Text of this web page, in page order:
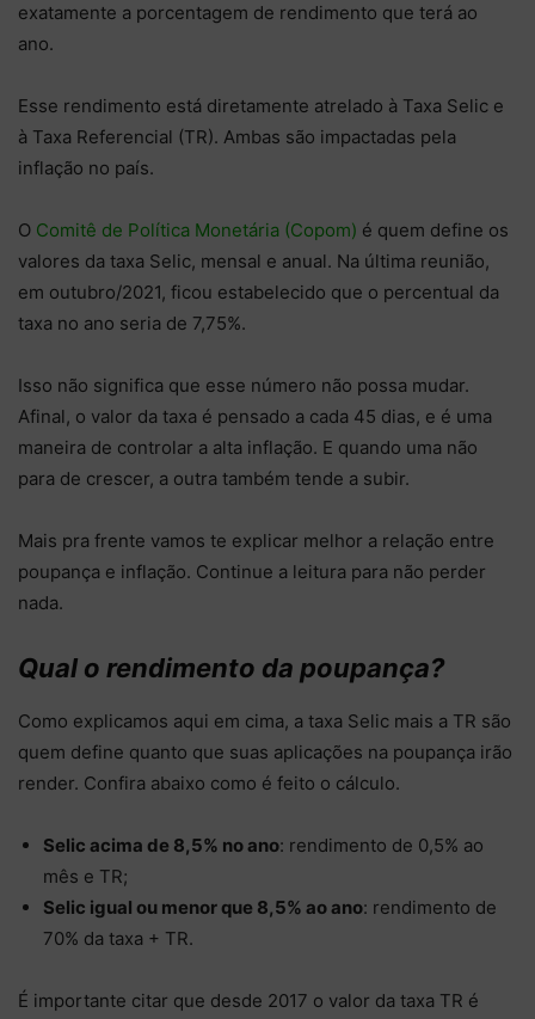
exatamente a porcentagem de rendimento que terá ao
ano.
Esse rendimento está diretamente atrelado à Taxa Selic e
à Taxa Referencial (TR). Ambas são impactadas pela
inflação no país.
O Comitê de Política Monetária (Copom) é quem define os
valores da taxa Selic, mensal e anual. Na última reunião,
em outubro/2021, ficou estabelecido que o percentual da
taxa no ano seria de 7,75%.
Isso não significa que esse número não possa mudar.
Afinal, o valor da taxa é pensado a cada 45 dias, e é uma
maneira de controlar a alta inflação. E quando uma não
para de crescer, a outra também tende a subir.
Mais pra frente vamos te explicar melhor a relação entre
poupança e inflação. Continue a leitura para não perder
nada.
Qual o rendimento da poupança?
Como explicamos aqui em cima, a taxa Selic mais a TR são
quem define quanto que suas aplicações na poupança irão
render. Confira abaixo como é feito o cálculo.
Selic acima de 8,5% no ano: rendimento de 0,5% ao
mês e TR;
Selic igual ou menor que 8,5% ao ano: rendimento de
70% da taxa + TR.
É importante citar que desde 2017 o valor da taxa TR é